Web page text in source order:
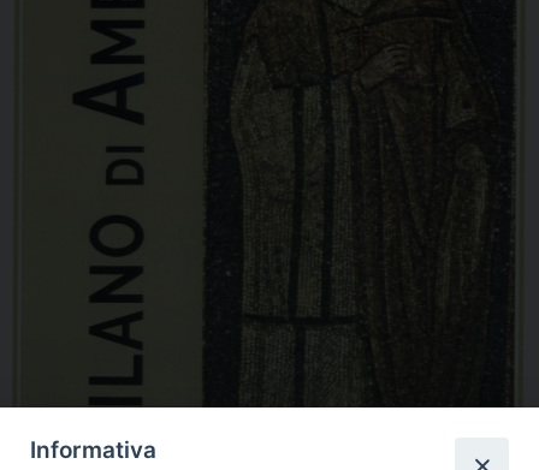
Informativa